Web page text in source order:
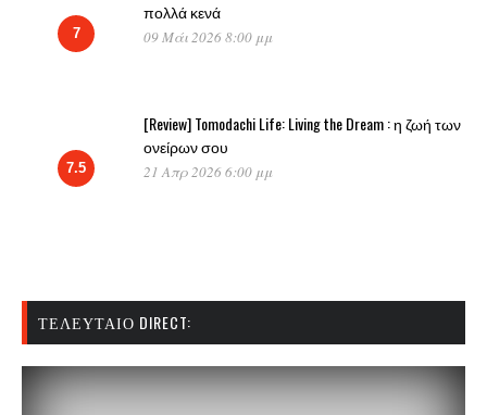
7
πολλά κενά
09 Μάι 2026 8:00 μμ
7.5
[Review] Tomodachi Life: Living the Dream : η ζωή των
ονείρων σου
21 Απρ 2026 6:00 μμ
ΤΕΛΕΥΤΑΊΟ DIRECT: